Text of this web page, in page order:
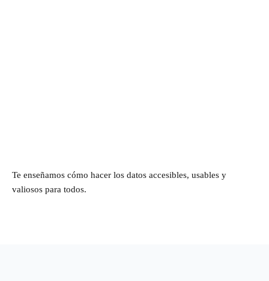
Te enseñamos cómo hacer los datos accesibles, usables y
valiosos para todos.